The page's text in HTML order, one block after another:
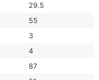
29.5
55
3
4
87